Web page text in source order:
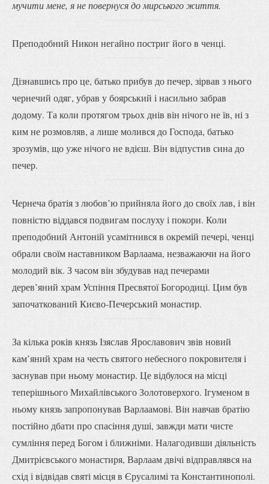
мучити мене, я не повернуся до мирського життя.
Преподобний Никон негайно постриг його в ченці.
Дізнавшись про це, батько прибув до печер, зірвав з нього
чернечий одяг, убрав у боярський і насильно забрав
додому. Та коли протягом трьох днів він нічого не їв, ні з
ким не розмовляв, а лише молився до Господа, батько
зрозумів, що уже нічого не вдієш. Він відпустив сина до
печер.
Чернеча братія з любов’ю прийняла його до своїх лав, і він
повністю віддався подвигам послуху і покори. Коли
преподобний Антоній усамітнився в окремій печері, ченці
обрали своїм наставником Варлаама, незважаючи на його
молодий вік. З часом він збудував над печерами
дерев’яний храм Успіння Пресвятої Богородиці. Цим був
започаткований Києво-Печерський монастир.
За кілька років князь Ізяслав Ярославович звів новий
кам’яний храм на честь святого небесного покровителя і
заснував при ньому монастир. Це відбулося на місці
теперішнього Михайлівського Золотоверхого. Ігуменом в
ньому князь запропонував Варлаамові. Він навчав братію
постійно дбати про спасіння душі, завжди мати чисте
сумління перед Богом і ближніми. Налагодивши діяльність
Дмитрієвського монастиря, Варлаам двічі відправлявся на
схід і відвідав святі місця в Єрусалимі та Константинополі.